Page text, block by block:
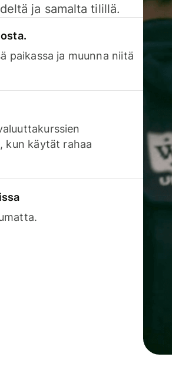
ja samalta tilillä.
paikassa ja muunna niitä
kun käytät rahaa